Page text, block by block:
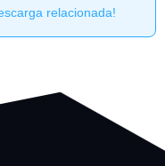
relacionada!